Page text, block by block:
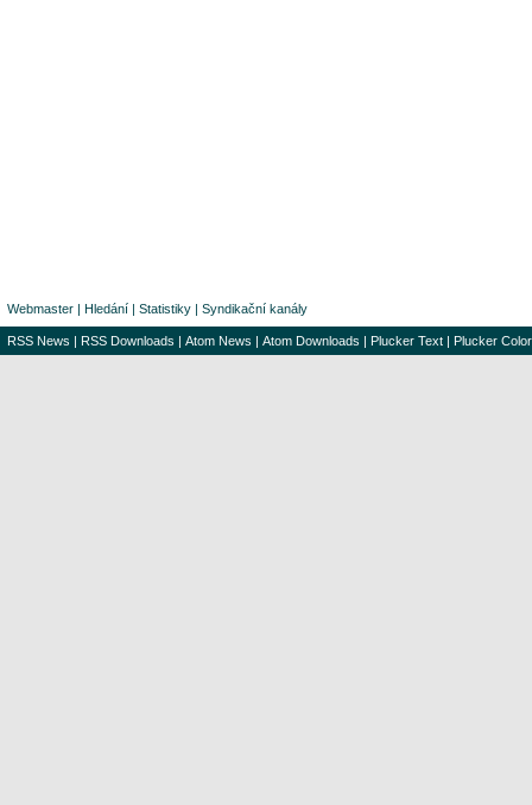
Webmaster | Hledání | Statistiky | Syndikační kanály
RSS News | RSS Downloads | Atom News | Atom Downloads | Plucker Text | Plucker Color